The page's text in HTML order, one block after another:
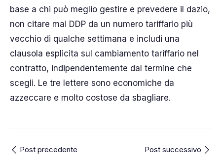
base a chi può meglio gestire e prevedere il dazio,
non citare mai DDP da un numero tariffario più
vecchio di qualche settimana e includi una
clausola esplicita sul cambiamento tariffario nel
contratto, indipendentemente dal termine che
scegli. Le tre lettere sono economiche da
azzeccare e molto costose da sbagliare.
Post precedente Post successivo